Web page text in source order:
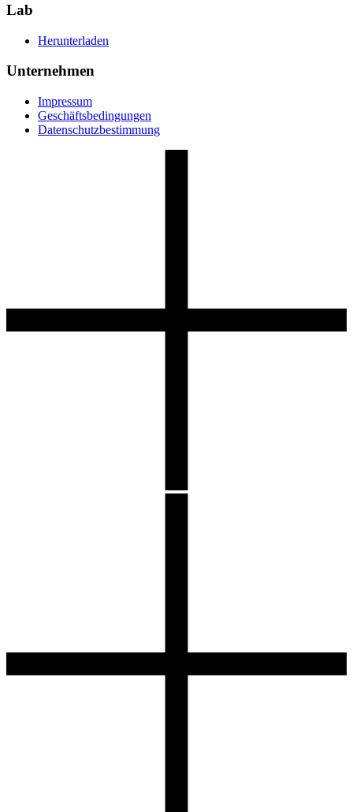
Lab
Herunterladen
Unternehmen
Impressum
Geschäftsbedingungen
Datenschutzbestimmung